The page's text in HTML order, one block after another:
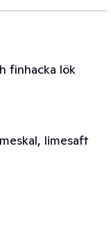
finhacka lök
limesaft